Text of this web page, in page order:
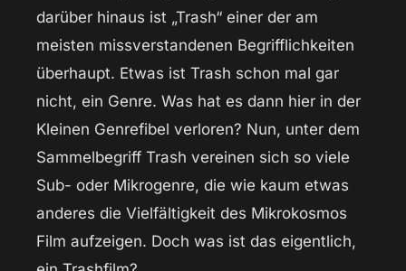
darüber hinaus ist „Trash“ einer der am
meisten missverstandenen Begrifflichkeiten
überhaupt. Etwas ist Trash schon mal gar
nicht, ein Genre. Was hat es dann hier in der
Kleinen Genrefibel verloren? Nun, unter dem
Sammelbegriff Trash vereinen sich so viele
Sub- oder Mikrogenre, die wie kaum etwas
anderes die Vielfältigkeit des Mikrokosmos
Film aufzeigen. Doch was ist das eigentlich,